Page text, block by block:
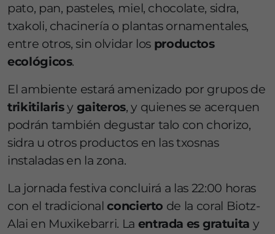
pato, pan, pasteles, miel, chocolate, sidra,
txakoli, chacinería o plantas ornamentales,
entre otros, sin olvidar los productos
ecológicos.
El ambiente estará amenizado por grupos de
trikitilarisy gaiteros, y quienes se acerquen
podrán también degustar talo con chorizo,
sidra u otros productos en las txosnas
instaladas en la zona.
La jornada festiva concluirá a las 22:00 horas
con el tradicionalconcierto de la coral Biotz-
Alai en Muxikebarri. La entrada es gratuita y